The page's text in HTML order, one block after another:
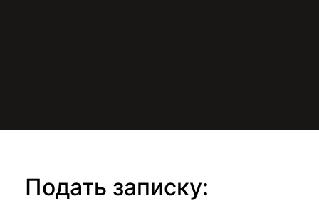
Подать записку: